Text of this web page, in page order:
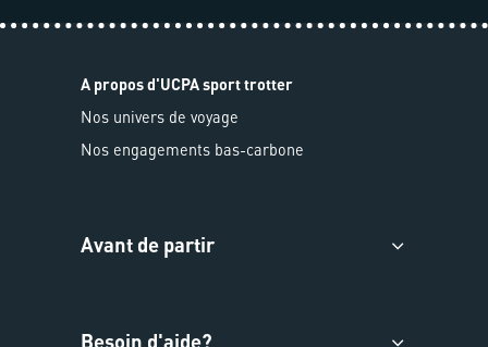
A propos d'UCPA sport trotter
Nos univers de voyage
Nos engagements bas-carbone
Avant de partir
Besoin d'aide?